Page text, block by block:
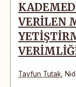
VERİLEN
Tayfun Tutak